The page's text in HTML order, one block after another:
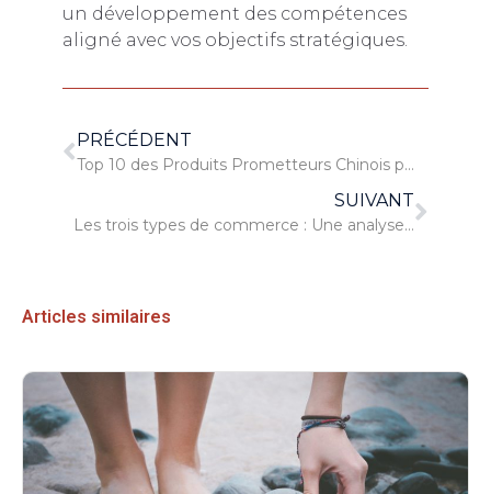
un développement des compétences
aligné avec vos objectifs stratégiques.
PRÉCÉDENT
Top 10 des Produits Prometteurs Chinois pour le Ecommerce en 2025
SUIVANT
Les trois types de commerce : Une analyse complète
Articles similaires